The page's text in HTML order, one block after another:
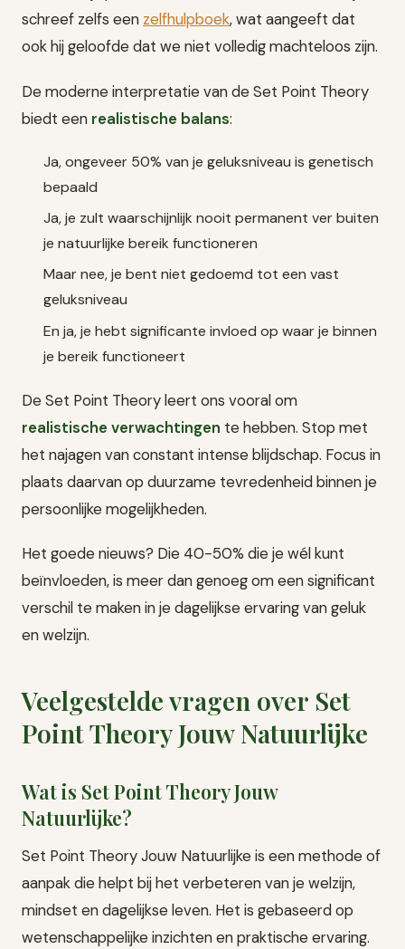
schreef zelfs een zelfhulpboek, wat aangeeft dat
ook hij geloofde dat we niet volledig machteloos zijn.
De moderne interpretatie van de Set Point Theory
biedt een realistische balans:
Ja, ongeveer 50% van je geluksniveau is genetisch
bepaald
Ja, je zult waarschijnlijk nooit permanent ver buiten
je natuurlijke bereik functioneren
Maar nee, je bent niet gedoemd tot een vast
geluksniveau
En ja, je hebt significante invloed op waar je binnen
je bereik functioneert
De Set Point Theory leert ons vooral om
realistische verwachtingen te hebben. Stop met
het najagen van constant intense blijdschap. Focus in
plaats daarvan op duurzame tevredenheid binnen je
persoonlijke mogelijkheden.
Het goede nieuws? Die 40-50% die je wél kunt
beïnvloeden, is meer dan genoeg om een significant
verschil te maken in je dagelijkse ervaring van geluk
en welzijn.
Veelgestelde vragen over Set
Point Theory Jouw Natuurlijke
Wat is Set Point Theory Jouw
Natuurlijke?
Set Point Theory Jouw Natuurlijke is een methode of
aanpak die helpt bij het verbeteren van je welzijn,
mindset en dagelijkse leven. Het is gebaseerd op
wetenschappelijke inzichten en praktische ervaring.